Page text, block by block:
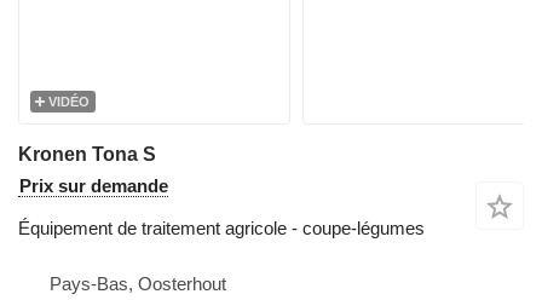
VIDÉO
Kronen Tona S
Prix sur demande
Équipement de traitement agricole - coupe-légumes
Pays-Bas, Oosterhout